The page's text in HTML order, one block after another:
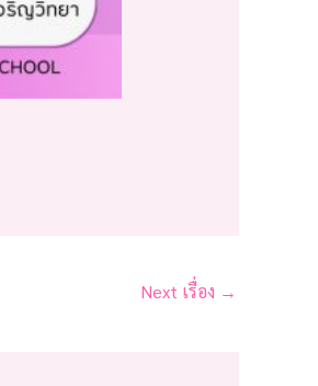
Next เรื่อง →